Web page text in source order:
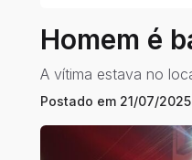
Homem é
A vítima estava no
Postado em 21/07/2025